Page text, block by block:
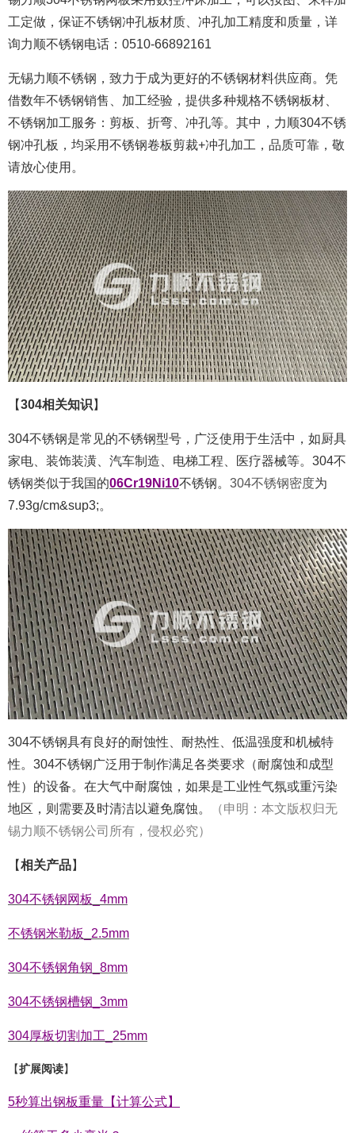
工定做，保证不锈钢冲孔板材质、冲孔加工精度和质量，详
询力顺不锈钢电话：0510-66892161
无锡力顺不锈钢，致力于成为更好的不锈钢材料供应商。凭
借数年不锈钢销售、加工经验，提供多种规格不锈钢板材、
不锈钢加工服务：剪板、折弯、冲孔等。其中，力顺304不锈
钢冲孔板，均采用不锈钢卷板剪裁+冲孔加工，品质可靠，敬
请放心使用。
【304相关知识 】
304不锈钢是常见的不锈钢型号，广泛使用于生活中，如厨具
家电、装饰装潢、汽车制造、电梯工程、医疗器械等。304不
锈钢类似于我国的06Cr19Ni10不锈钢。 304不锈钢密度为
7.93g/cm&sup3;。
304不锈钢具有良好的耐蚀性、耐热性、低温强度和机械特
性。304不锈钢广泛用于制作满足各类要求（耐腐蚀和成型
性）的设备。在大气中耐腐蚀，如果是工业性气氛或重污染
地区，则需要及时清洁以避免腐蚀。
（申明：本文版权归无
锡力顺不锈钢公司所有，侵权必究）
【相关产品】
304不锈钢网板_4mm
不锈钢米勒板_2.5mm
304不锈钢角钢_8mm
304不锈钢槽钢_3mm
304厚板切割加工_25mm
【扩展阅读】
5秒算出钢板重量【计算公式】